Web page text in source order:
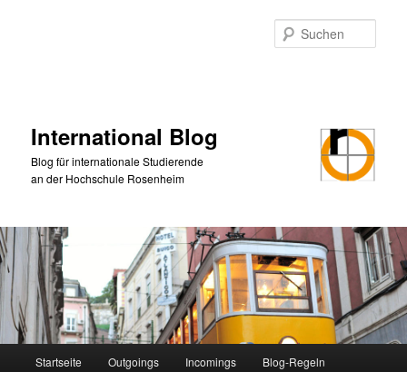
International Blog
Blog für internationale Studierende
an der Hochschule Rosenheim
Startseite Outgoings Incomings Blog-Regeln